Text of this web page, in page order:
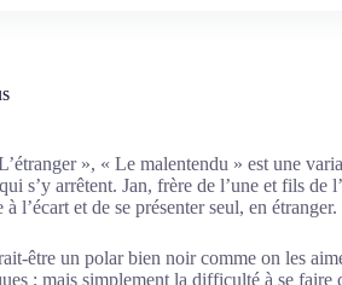
», « Le malentendu » est une
s’y arrêtent. Jan, frère de l’une et fils
l’écart et de se présenter seul, en
être un polar bien noir comme on les
; mais simplement la difficulté à se